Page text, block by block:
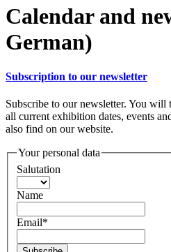
Calendar and
German)
Subscription to our newsletter
Subscribe to our newsletter. You
all current exhibition dates, events
also find on our website.
Your personal data
Salutation
Name
Email*